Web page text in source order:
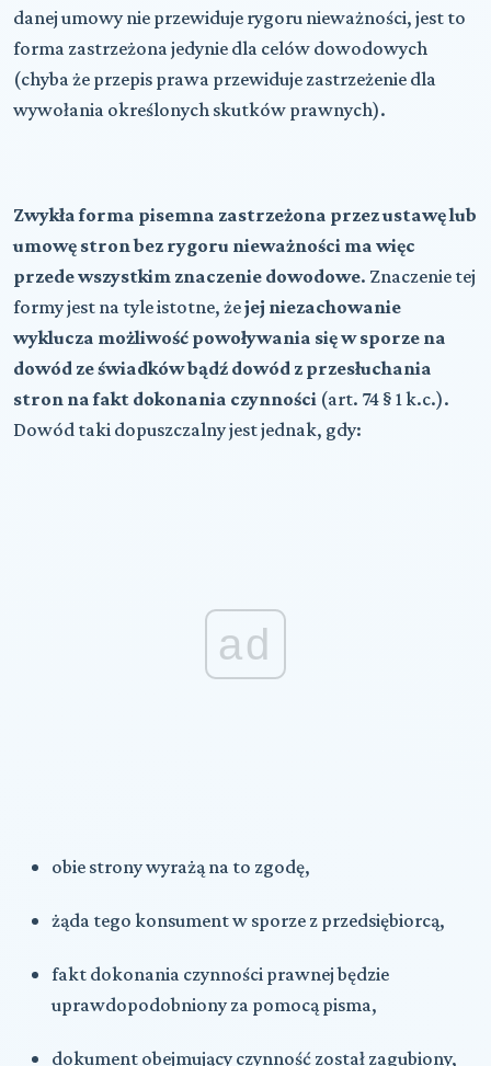
danej umowy nie przewiduje rygoru nieważności, jest to
forma zastrzeżona jedynie dla celów dowodowych
(chyba że przepis prawa przewiduje zastrzeżenie dla
wywołania określonych skutków prawnych).
Zwykła forma pisemna zastrzeżona przez ustawę lub
umowę stron bez rygoru nieważności ma więc
przede wszystkim znaczenie dowodowe. Znaczenie tej
formy jest na tyle istotne, żejej niezachowanie
wyklucza możliwość powoływania się w sporze na
dowód ze świadków bądź dowód z przesłuchania
stron na fakt dokonania czynności (art. 74 § 1 k.c.).
Dowód taki dopuszczalny jest jednak, gdy:
ad
obie strony wyrażą na to zgodę,
żąda tego konsument w sporze z przedsiębiorcą,
fakt dokonania czynności prawnej będzie
uprawdopodobniony za pomocą pisma,
dokument obejmujący czynność został zagubiony,